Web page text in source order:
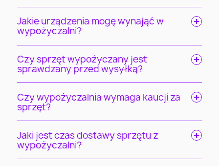
Jakie urządzenia mogę wynająć w
wypożyczalni?
Czy sprzęt wypożyczany jest
sprawdzany przed wysyłką?
Czy wypożyczalnia wymaga kaucji za
sprzęt?
Jaki jest czas dostawy sprzętu z
wypożyczalni?